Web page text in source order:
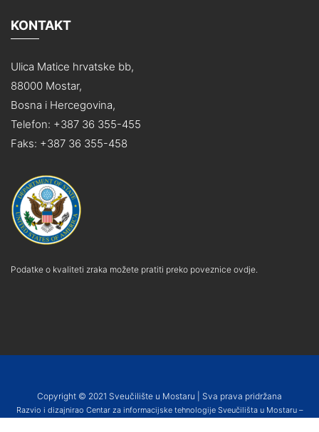
KONTAKT
Ulica Matice hrvatske bb,
88000 Mostar,
Bosna i Hercegovina,
Telefon: +387 36 355-455
Faks: +387 36 355-458
Podatke o kvaliteti zraka možete pratiti preko poveznice ovdje.
Copyright © 2021 Sveučilište u Mostaru | Sva prava pridržana
Razvio i dizajnirao Centar za informacijske tehnologije Sveučilišta u Mostaru –